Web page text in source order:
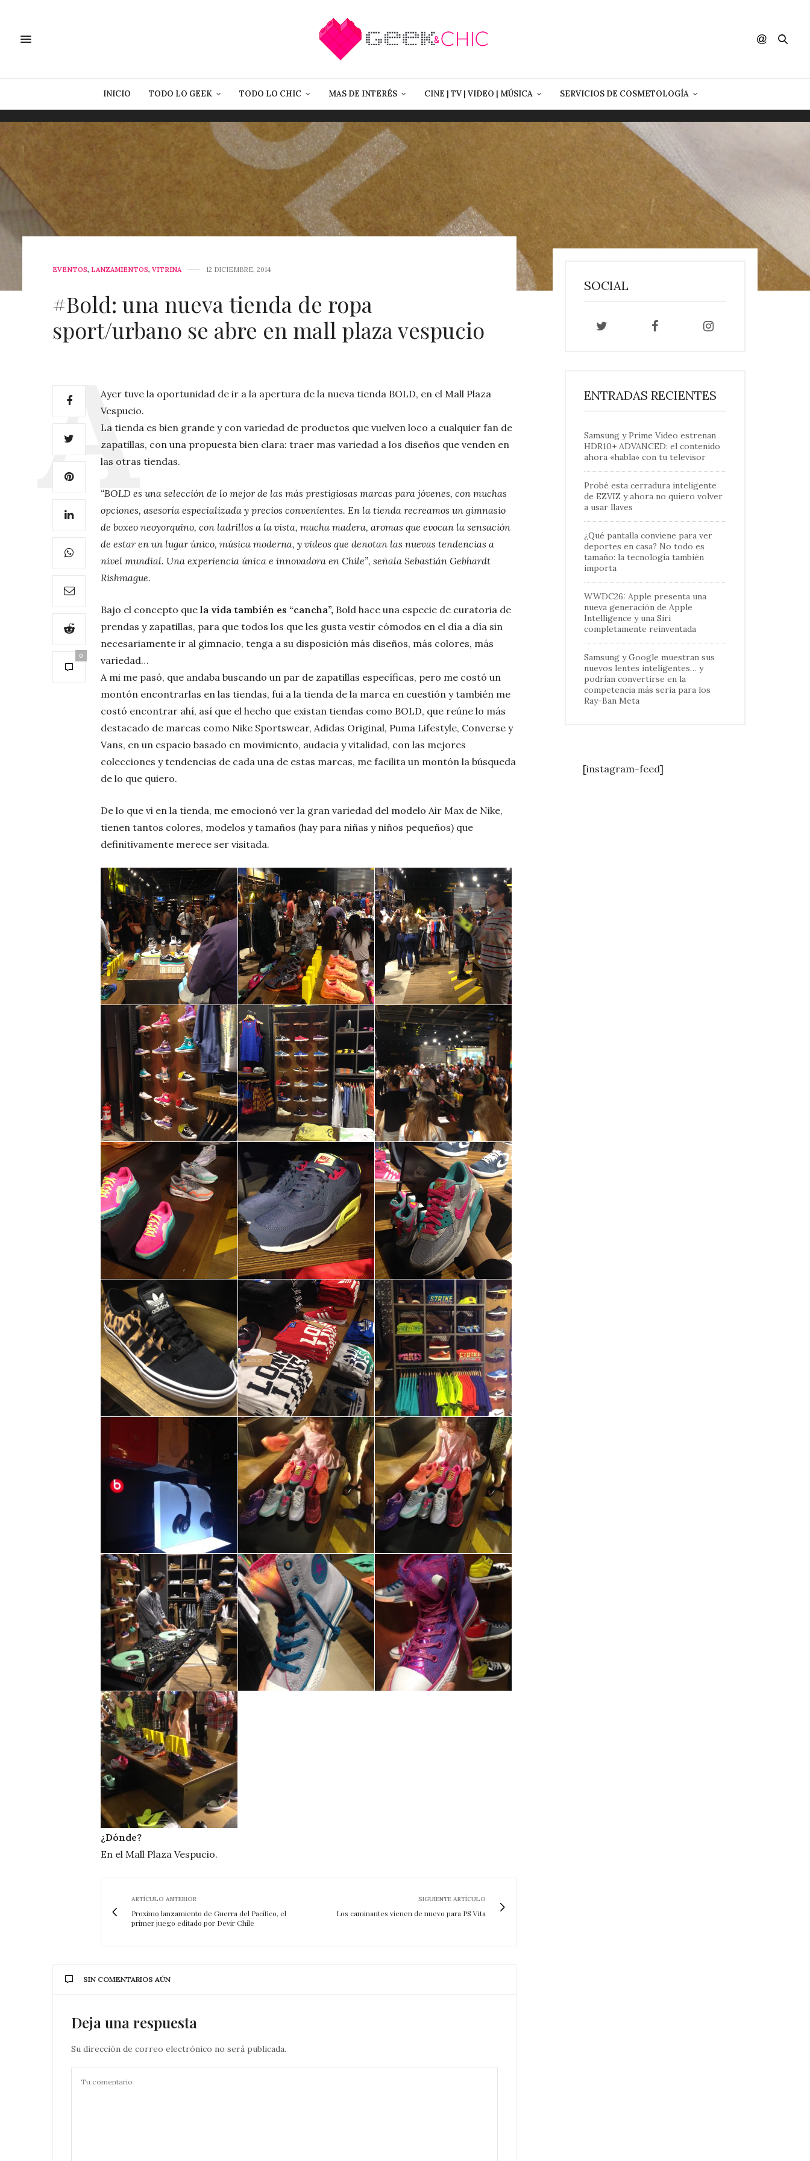
INICIO TODO LO GEEK TODO LO CHIC MAS DE INTERÉS CINE | TV | VIDEO | MÚSICA SERVICIOS DE COSMETOLOGÍA
EVENTOS, LANZAMIENTOS, VITRINA 12 DICIEMBRE, 2014
#Bold: una nueva tienda de ropa
sport/urbano se abre en mall plaza vespucio
0
Ayer tuve la oportunidad de ir a la apertura de la nueva tienda BOLD, en el Mall Plaza
Vespucio.
La tienda es bien grande y con variedad de productos que vuelven loco a cualquier fan de
zapatillas, con una propuesta bien clara: traer mas variedad a los diseños que venden en
las otras tiendas.
“BOLD es una selección de lo mejor de las más prestigiosas marcas para jóvenes, con muchas
opciones, asesoría especializada y precios convenientes. En la tienda recreamos un gimnasio
de boxeo neoyorquino, con ladrillos a la vista, mucha madera, aromas que evocan la sensación
de estar en un lugar único, música moderna, y videos que denotan las nuevas tendencias a
nivel mundial. Una experiencia única e innovadora en Chile”, señala Sebastián Gebhardt
Rishmague.
Bajo el concepto que la vida también es “cancha”, Bold hace una especie de curatoria de
prendas y zapatillas, para que todos los que les gusta vestir cómodos en el día a día sin
necesariamente ir al gimnacio, tenga a su disposición más diseños, más colores, más
variedad…
A mi me pasó, que andaba buscando un par de zapatillas específicas, pero me costó un
montón encontrarlas en las tiendas, fui a la tienda de la marca en cuestión y también me
costó encontrar ahí, así que el hecho que existan tiendas como BOLD, que reúne lo más
destacado de marcas como Nike Sportswear, Adidas Original, Puma Lifestyle, Converse y
Vans, en un espacio basado en movimiento, audacia y vitalidad, con las mejores
colecciones y tendencias de cada una de estas marcas, me facilita un montón la búsqueda
de lo que quiero.
De lo que vi en la tienda, me emocionó ver la gran variedad del modelo Air Max de Nike,
tienen tantos colores, modelos y tamaños (hay para niñas y niños pequeños) que
definitivamente merece ser visitada.
¿Dónde?
En el Mall Plaza Vespucio.
ARTÍCULO ANTERIOR
Proximo lanzamiento de Guerra del Pacífico, el
primer juego editado por Devir Chile
SIGUIENTE ARTÍCULO
Los caminantes vienen de nuevo para PS Vita
SIN COMENTARIOS AÚN
Deja una respuesta
Su dirección de correo electrónico no será publicada.
SOCIAL
ENTRADAS RECIENTES
Samsung y Prime Video estrenan
HDR10+ ADVANCED: el contenido
ahora «habla» con tu televisor
Probé esta cerradura inteligente
de EZVIZ y ahora no quiero volver
a usar llaves
¿Qué pantalla conviene para ver
deportes en casa? No todo es
tamaño: la tecnología también
importa
WWDC26: Apple presenta una
nueva generación de Apple
Intelligence y una Siri
completamente reinventada
Samsung y Google muestran sus
nuevos lentes inteligentes… y
podrían convertirse en la
competencia más seria para los
Ray-Ban Meta
[instagram-feed]